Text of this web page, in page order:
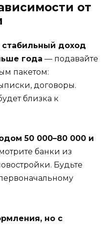
от
доход
года — подавайте
пакетом:
договоры.
близка к
50 000–80 000 и
банки из
Будьте
но с